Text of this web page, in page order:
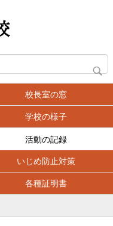
校長室の窓
学校の様子
活動の記録
いじめ防止対策
各種証明書